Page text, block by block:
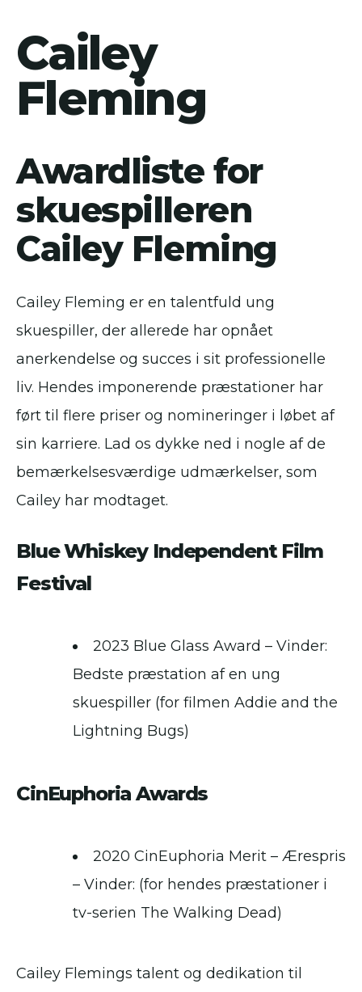
Cailey
Fleming
Awardliste for
skuespilleren
Cailey Fleming
Cailey Fleming er en talentfuld ung
skuespiller, der allerede har opnået
anerkendelse og succes i sit professionelle
liv. Hendes imponerende præstationer har
ført til flere priser og nomineringer i løbet af
sin karriere. Lad os dykke ned i nogle af de
bemærkelsesværdige udmærkelser, som
Cailey har modtaget.
Blue Whiskey Independent Film
Festival
2023 Blue Glass Award – Vinder:
Bedste præstation af en ung
skuespiller (for filmen Addie and the
Lightning Bugs)
CinEuphoria Awards
2020 CinEuphoria Merit – Ærespris
– Vinder: (for hendes præstationer i
tv-serien The Walking Dead)
Cailey Flemings talent og dedikation til